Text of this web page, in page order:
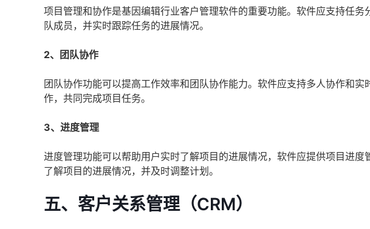
项目管理和协作是基因编辑行业客户管理软件的重要功能。软件应支持任
队成员，并实时跟踪任务的进展情况。
2、团队协作
团队协作功能可以提高工作效率和团队协作能力。软件应支持多人协作和
作，共同完成项目任务。
3、进度管理
进度管理功能可以帮助用户实时了解项目的进展情况，软件应提供项目进
了解项目的进展情况，并及时调整计划。
五、客户关系管理（CRM）